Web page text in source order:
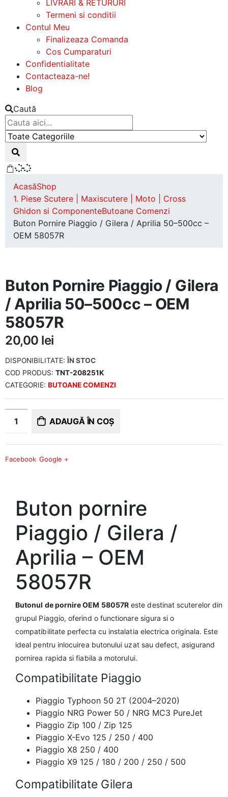
LIVRARI & RETURURI
Termeni si conditii
Contul Meu
Finalizeaza Comanda
Cos Cumparaturi
Confidentialitate
Contacteaza-ne!
Blog
Caută
AcasăShop
1. Piese Scutere | Maxiscutere | Moto | Cross
Ghidon si ComponenteButoane Comenzi
Buton Pornire Piaggio / Gilera / Aprilia 50–500cc –
OEM 58057R
Buton Pornire Piaggio / Gilera
/ Aprilia 50–500cc – OEM
58057R
20,00 lei
DISPONIBILITATE: ÎN STOC
COD PRODUS: TNT-208251K
CATEGORIE: BUTOANE COMENZI
ADAUGĂ ÎN COȘ
Facebook Google +
Buton pornire
Piaggio / Gilera /
Aprilia – OEM
58057R
Butonul de pornire OEM 58057R este destinat scuterelor din
grupul Piaggio, oferind o functionare sigura si o
compatibilitate perfecta cu instalatia electrica originala. Este
ideal pentru inlocuirea butonului uzat sau defect, asigurand
pornirea rapida si fiabila a motorului.
Compatibilitate Piaggio
Piaggio Typhoon 50 2T (2004–2020)
Piaggio NRG Power 50 / NRG MC3 PureJet
Piaggio Zip 100 / Zip 125
Piaggio X-Evo 125 / 250 / 400
Piaggio X8 250 / 400
Piaggio X9 125 / 180 / 200 / 250 / 500
Compatibilitate Gilera